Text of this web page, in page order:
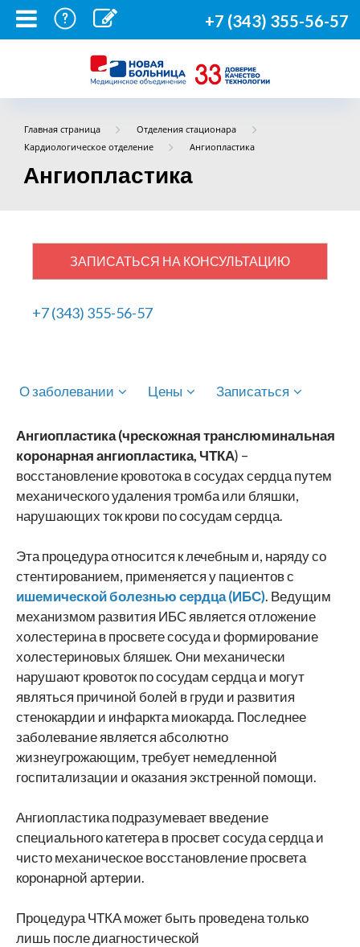
+7 (343) 355-56-57
Главная страница
Отделения стационара
Кардиологическое отделение
Ангиопластика
Ангиопластика
ЗАПИСАТЬСЯ НА КОНСУЛЬТАЦИЮ
+7 (343) 355-56-57
О заболевании Цены Записаться
Ангиопластика (чрескожная транслюминальная
коронарная ангиопластика, ЧТКА) –
восстановление кровотока в сосудах сердца путем
механического удаления тромба или бляшки,
нарушающих ток крови по сосудам сердца.
Эта процедура относится к лечебным и, наряду со
стентированием, применяется у пациентов с
ишемической болезнью сердца (ИБС). Ведущим
механизмом развития ИБС является отложение
холестерина в просвете сосуда и формирование
холестериновых бляшек. Они механически
нарушают кровоток по сосудам сердца и могут
являться причиной болей в груди и развития
стенокардии и инфаркта миокарда. Последнее
заболевание является абсолютно
жизнеугрожающим, требует немедленной
госпитализации и оказания экстренной помощи.
Ангиопластика подразумевает введение
специального катетера в просвет сосуда сердца и
чисто механическое восстановление просвета
коронарной артерии.
Процедура ЧТКА может быть проведена только
лишь после диагностической